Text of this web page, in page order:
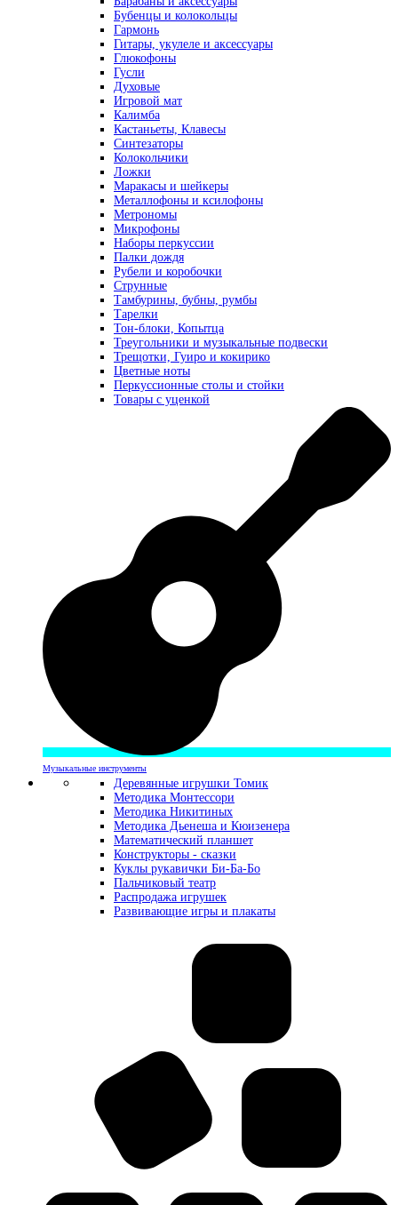
Бубенцы и колокольцы
Гармонь
Гитары, укулеле и аксессуары
Глюкофоны
Гусли
Духовые
Игровой мат
Калимба
Кастаньеты, Клавесы
Синтезаторы
Колокольчики
Ложки
Маракасы и шейкеры
Металлофоны и ксилофоны
Метрономы
Микрофоны
Наборы перкуссии
Палки дождя
Рубели и коробочки
Струнные
Тамбурины, бубны, румбы
Тарелки
Тон-блоки, Копытца
Треугольники и музыкальные подвески
Трещотки, Гуиро и кокирико
Цветные ноты
Перкуссионные столы и стойки
Товары с уценкой
Музыкальные инструменты
Деревянные игрушки Томик
Методика Монтессори
Методика Никитиных
Методика Дьенеша и Кюизенера
Математический планшет
Конструкторы - сказки
Куклы рукавички Би-Ба-Бо
Пальчиковый театр
Распродажа игрушек
Развивающие игры и плакаты